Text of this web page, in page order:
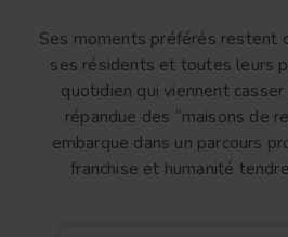
Ses moments préférés restent
ses résidents et toutes leurs
quotidien qui viennent
répandue des “maisons de
embarque dans un parcours
franchise et humanité